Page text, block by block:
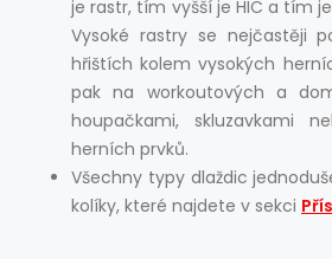
je rastr, tím vyšší je HIC a tím
Vysoké rastry se nejčastěji
hřištích kolem vysokých
pak na workoutových a
houpačkami, skluzavkami
herních prvků.
Všechny typy dlaždic
kolíky, které najdete v sekci